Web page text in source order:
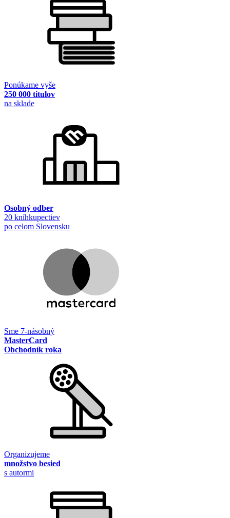
Ponúkame vyše
250 000 titulov
na sklade
Osobný odber
20 kníhkupectiev
po celom Slovensku
Sme 7-násobný
MasterCard
Obchodník roka
Organizujeme
množstvo besied
s autormi